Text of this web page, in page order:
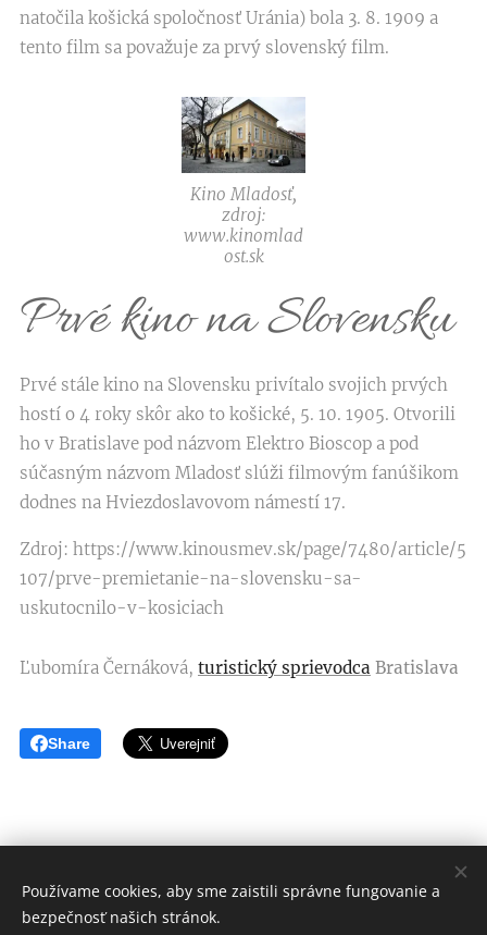
natočila košická spoločnosť Uránia) bola 3. 8. 1909 a
tento film sa považuje za prvý slovenský film.
Kino Mladosť,
zdroj:
www.kinomlad
ost.sk
Prvé kino na Slovensku
Prvé stále kino na Slovensku privítalo svojich prvých
hostí o 4 roky skôr ako to košické, 5. 10. 1905. Otvorili
ho v Bratislave pod názvom Elektro Bioscop a pod
súčasným názvom Mladosť slúži filmovým fanúšikom
dodnes na Hviezdoslavovom námestí 17.
Zdroj: https://www.kinousmev.sk/page/7480/article/5
107/prve-premietanie-na-slovensku-sa-
uskutocnilo-v-kosiciach
Ľubomíra Černáková, turistický sprievodca Bratislava
Share
© Ľubomíra Černáková
Používame cookies, aby sme zaistili správne fungovanie a
bezpečnosť našich stránok.